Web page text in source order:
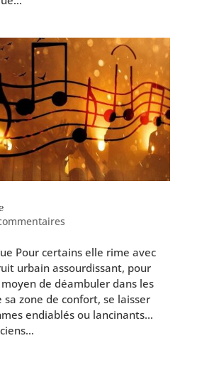
Pour cer­tains elle rime avec
urbain assour­dis­sant, pour
moyen de déam­bu­ler dans les
zone de confort, se lais­ser
endia­blés ou lancinants…